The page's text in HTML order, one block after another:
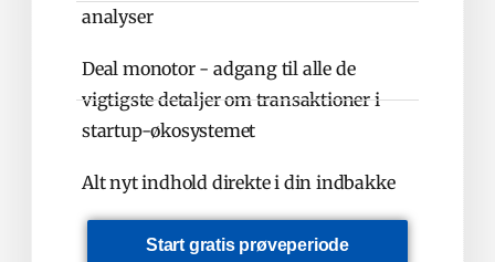
analyser
Deal monotor - adgang til alle de
vigtigste detaljer om transaktioner i
startup-økosystemet
Alt nyt indhold direkte i din indbakke
Start gratis prøveperiode